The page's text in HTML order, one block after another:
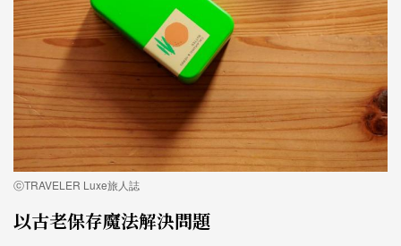
ⓒTRAVELER Luxe旅人誌
以古老保存魔法解決問題